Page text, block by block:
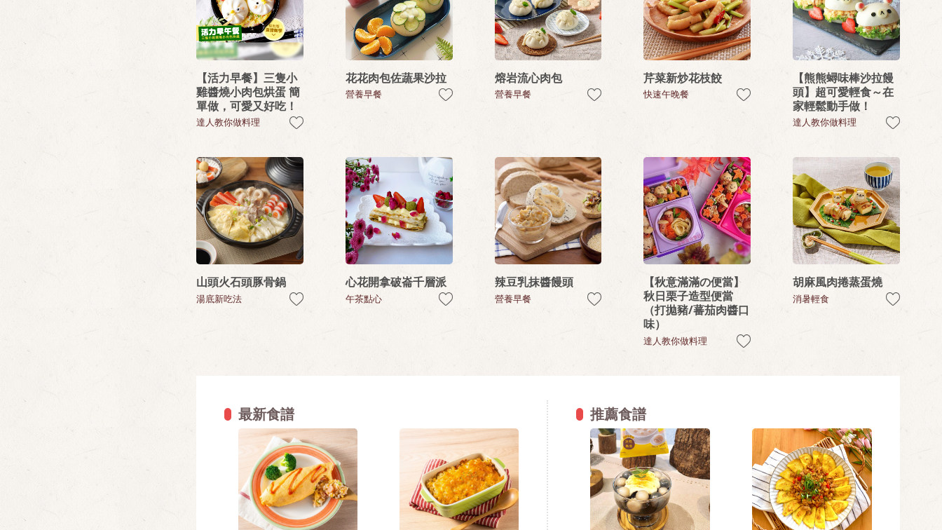
【活力早餐】三隻小
雞醬燒小肉包烘蛋 簡
單做，可愛又好吃！
達人教你做料理
花花肉包佐蔬果沙拉
營養早餐
熔岩流心肉包
營養早餐
芹菜新炒花枝餃
快速午晚餐
【熊熊蟳味棒沙拉饅
頭】超可愛輕食～在
家輕鬆動手做！
達人教你做料理
山頭火石頭豚骨鍋
湯底新吃法
心花開拿破崙千層派
午茶點心
辣豆乳抹醬饅頭
營養早餐
【秋意滿滿の便當】
秋日栗子造型便當
（打拋豬/蕃茄肉醬口
味）
達人教你做料理
胡麻風肉捲蒸蛋燒
消暑輕食
最新食譜 推薦食譜